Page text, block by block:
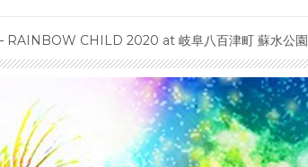
RAINBOW CHILD 2020 at 岐阜八百津町 蘇水公園